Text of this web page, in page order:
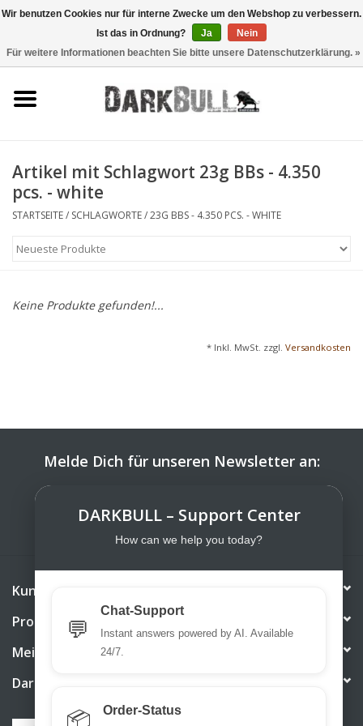
Schiesstraining
taktische Ausrüstung
Artikel mit Schlagwort 23g BBs - 4.350
pcs. - white
STARTSEITE/ SCHLAGWORTE/23G BBS - 4.350 PCS. - WHITE
Keine Produkte gefunden!...
* Inkl. MwSt. zzgl. Versandkosten
Melde Dich für unseren Newsletter an:
Kundendienst
Produkte
Mein Konto
DarkBull TrendStore
Wir benutzen Cookies nur für interne Zwecke um den Webshop zu verbessern.
Ist das in Ordnung?
Ja
Nein
Für weitere Informationen beachten Sie bitte unsere Datenschutzerklärung. »
DARKBULL – Support Center
How can we help you today?
💬
Chat-Support
Instant answers powered by AI. Available
24/7.
📦 Order-Status